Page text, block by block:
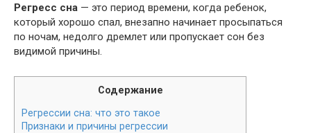
Регресс сна — это период времени, когда ребенок,
который хорошо спал, внезапно начинает просыпаться
по ночам, недолго дремлет или пропускает сон без
видимой причины.
Содержание
Регрессии сна: что это такое
Признаки и причины регрессии